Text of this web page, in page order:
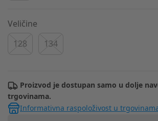
Veličine
128
134
Proizvod je dostupan samo u dolje
trgovinama.
Informativna raspoloživost u